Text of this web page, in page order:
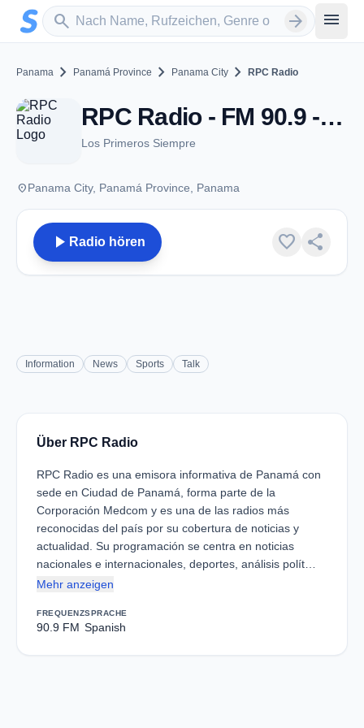
Zum Hauptinhalt springen
search
Sender suchen arrow_forward menu
Panama chevron_right Panamá Province chevron_right Panama City chevron_right RPC Radio
RPC Radio - FM 90.9 - Panama City
Los Primeros Siempre
placePanama City, Panamá Province, Panama
play_arrow Radio hören favorite share
Information News Sports Talk
Über RPC Radio
RPC Radio es una emisora informativa de Panamá con
sede en Ciudad de Panamá, forma parte de la
Corporación Medcom y es una de las radios más
reconocidas del país por su cobertura de noticias y
actualidad. Su programación se centra en noticias
nacionales e internacionales, deportes, análisis polít…
Mehr anzeigen
FREQUENZ
90.9 FM
SPRACHE
Spanish